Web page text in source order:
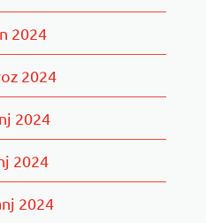
2024
2024
2024
2024
2024